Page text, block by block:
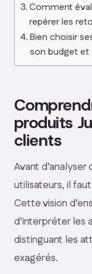
Comment
repérer les
Bien choisir
son budget et
produits
clients
Avant
utilisateurs, il
Cette vision
d’interpréter les
distinguant les
exagérés.